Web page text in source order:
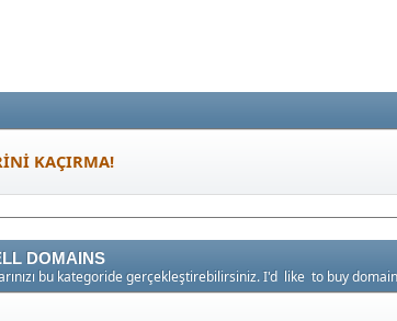
KAÇIRMA!
DOMAINS
bu kategoride gerçekleştirebilirsiniz. I'd like to buy